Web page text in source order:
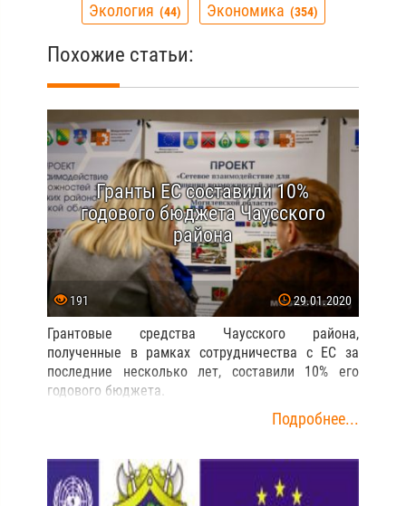
Экология 44 Экономика 354
Похожие статьи:
Гранты ЕС составили 10%
годового бюджета Чаусского
района
191 29.01.2020
Грантовые средства Чаусского района,
полученные в рамках сотрудничества с ЕС за
последние несколько лет, составили 10% его
годового бюджета.
Подробнее...